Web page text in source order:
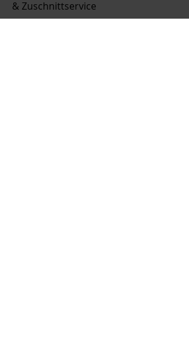
& Zuschnittservice